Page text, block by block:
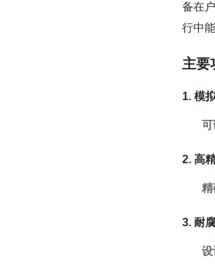
备在
行中
主要
1. 模
可
2. 高
精
3. 耐
设